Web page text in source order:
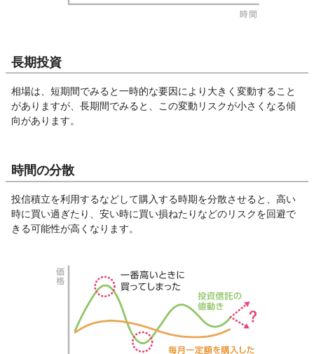
長期投資
相場は、短期間でみると一時的な要因により大きく変動すること
がありますが、長期間でみると、この変動リスクが小さくなる傾
向があります。
時間の分散
投信積立を利用するなどして購入する時期を分散させると、高い
時に買い過ぎたり、安い時に買い損ねたりなどのリスクを回避で
きる可能性が高くなります。